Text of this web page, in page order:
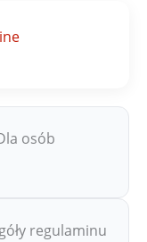
osób
regulaminu